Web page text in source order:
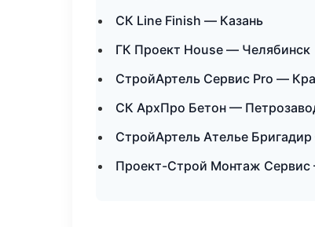
СК Line Finish — Казань
ГК Проект House — Челябинск
СтройАртель Сервис Pro —
СК АрхПро Бетон —
СтройАртель Ателье
Проект-Строй Монтаж Сервис